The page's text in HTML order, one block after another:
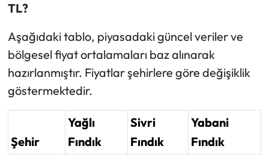
TL?
Aşağıdaki tablo, piyasadaki güncel veriler ve
bölgesel fiyat ortalamaları baz alınarak
hazırlanmıştır. Fiyatlar şehirlere göre değişiklik
göstermektedir.
Şehir
Yağlı
Fındık
Sivri
Fındık
Yabani
Fındık